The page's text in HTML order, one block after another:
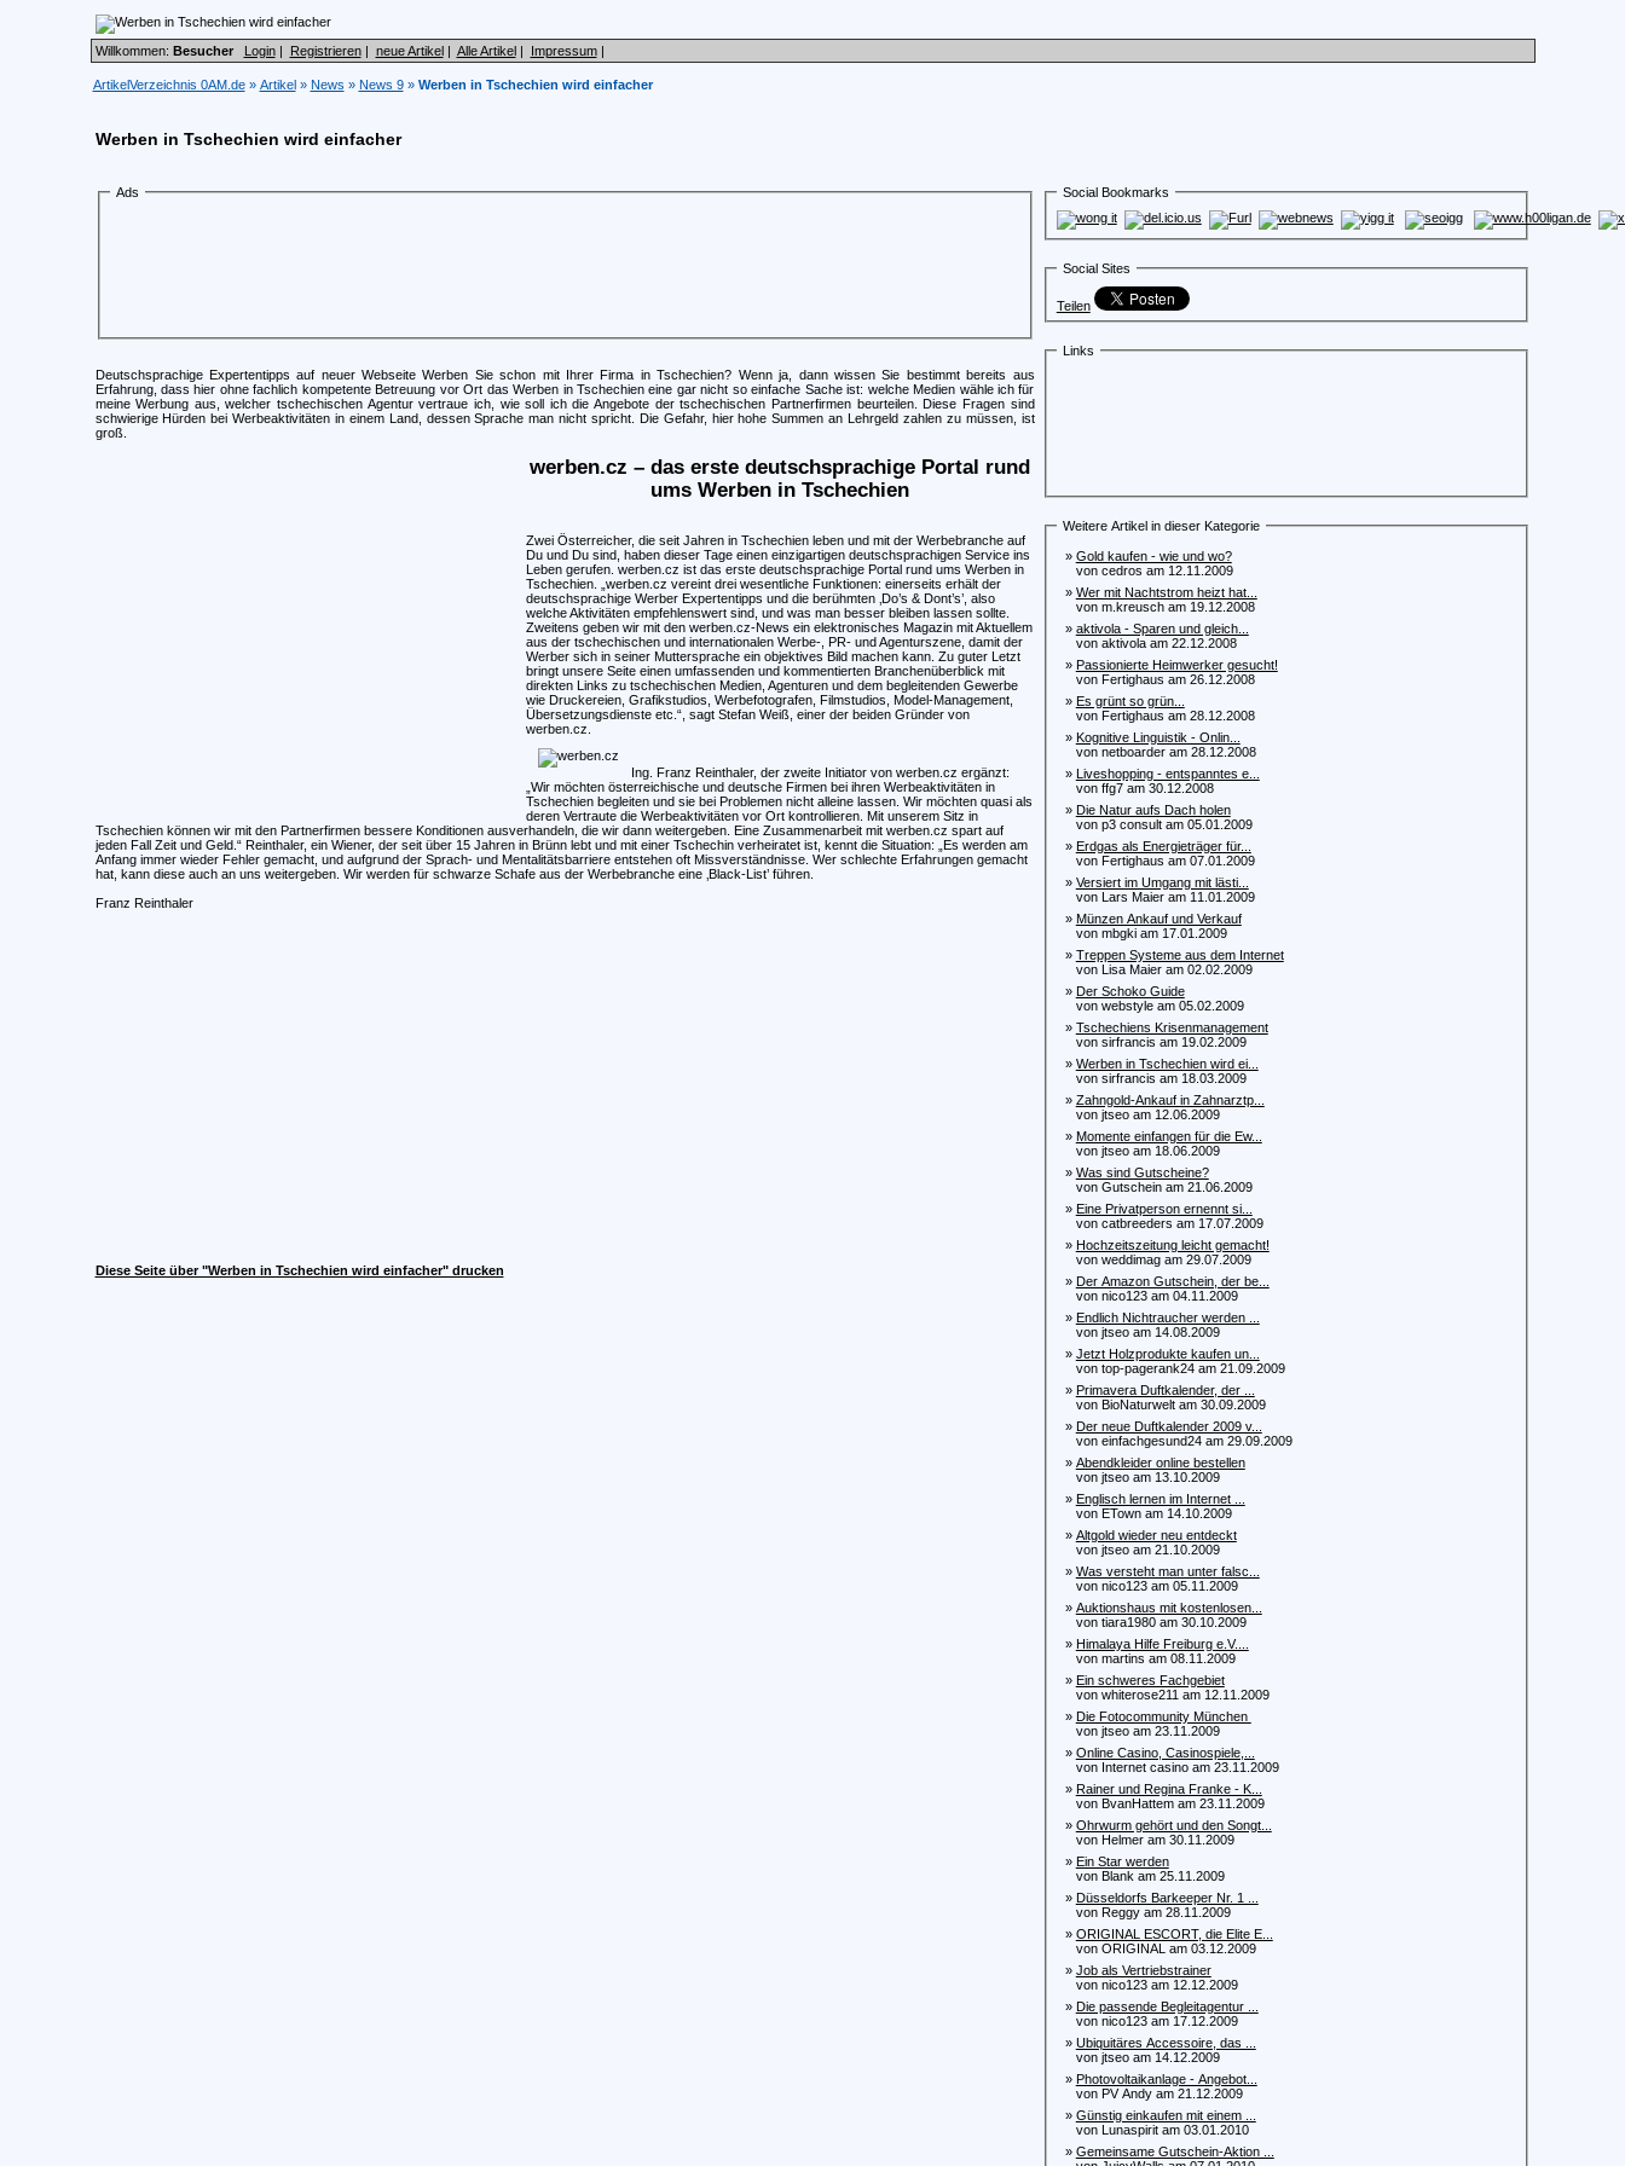
Willkommen: Besucher Login| Registrieren| neue Artikel| Alle Artikel| Impressum|
ArtikelVerzeichnis 0AM.de» Artikel» News » News 9» Werben in Tschechien wird einfacher
Werben in Tschechien wird einfacher
Ads
Deutschsprachige Expertentipps auf neuer Webseite Werben Sie schon mit Ihrer Firma in Tschechien? Wenn ja, dann wissen Sie bestimmt bereits aus
Erfahrung, dass hier ohne fachlich kompetente Betreuung vor Ort das Werben in Tschechien eine gar nicht so einfache Sache ist: welche Medien wähle ich für
meine Werbung aus, welcher tschechischen Agentur vertraue ich, wie soll ich die Angebote der tschechischen Partnerfirmen beurteilen. Diese Fragen sind
schwierige Hürden bei Werbeaktivitäten in einem Land, dessen Sprache man nicht spricht. Die Gefahr, hier hohe Summen an Lehrgeld zahlen zu müssen, ist
groß.
werben.cz – das erste deutschsprachige Portal rund
ums Werben in Tschechien
Zwei Österreicher, die seit Jahren in Tschechien leben und mit der Werbebranche auf
Du und Du sind, haben dieser Tage einen einzigartigen deutschsprachigen Service ins
Leben gerufen. werben.cz ist das erste deutschsprachige Portal rund ums Werben in
Tschechien. „werben.cz vereint drei wesentliche Funktionen: einerseits erhält der
deutschsprachige Werber Expertentipps und die berühmten ‚Do’s & Dont’s’, also
welche Aktivitäten empfehlenswert sind, und was man besser bleiben lassen sollte.
Zweitens geben wir mit den werben.cz-News ein elektronisches Magazin mit Aktuellem
aus der tschechischen und internationalen Werbe-, PR- und Agenturszene, damit der
Werber sich in seiner Muttersprache ein objektives Bild machen kann. Zu guter Letzt
bringt unsere Seite einen umfassenden und kommentierten Branchenüberblick mit
direkten Links zu tschechischen Medien, Agenturen und dem begleitenden Gewerbe
wie Druckereien, Grafikstudios, Werbefotografen, Filmstudios, Model-Management,
Übersetzungsdienste etc.“, sagt Stefan Weiß, einer der beiden Gründer von
werben.cz.
Ing. Franz Reinthaler, der zweite Initiator von werben.cz ergänzt:
„Wir möchten österreichische und deutsche Firmen bei ihren Werbeaktivitäten in
Tschechien begleiten und sie bei Problemen nicht alleine lassen. Wir möchten quasi als
deren Vertraute die Werbeaktivitäten vor Ort kontrollieren. Mit unserem Sitz in
Tschechien können wir mit den Partnerfirmen bessere Konditionen ausverhandeln, die wir dann weitergeben. Eine Zusammenarbeit mit werben.cz spart auf
jeden Fall Zeit und Geld.“ Reinthaler, ein Wiener, der seit über 15 Jahren in Brünn lebt und mit einer Tschechin verheiratet ist, kennt die Situation: „Es werden am
Anfang immer wieder Fehler gemacht, und aufgrund der Sprach- und Mentalitätsbarriere entstehen oft Missverständnisse. Wer schlechte Erfahrungen gemacht
hat, kann diese auch an uns weitergeben. Wir werden für schwarze Schafe aus der Werbebranche eine ‚Black-List’ führen.
Franz Reinthaler
Diese Seite über "Werben in Tschechien wird einfacher" drucken
Social Bookmarks
Social Sites
Teilen
Links
Weitere Artikel in dieser Kategorie
» Gold kaufen - wie und wo?
von cedros am 12.11.2009
» Wer mit Nachtstrom heizt hat...
von m.kreusch am 19.12.2008
» aktivola - Sparen und gleich...
von aktivola am 22.12.2008
» Passionierte Heimwerker gesucht!
von Fertighaus am 26.12.2008
» Es grünt so grün...
von Fertighaus am 28.12.2008
» Kognitive Linguistik - Onlin...
von netboarder am 28.12.2008
» Liveshopping - entspanntes e...
von ffg7 am 30.12.2008
» Die Natur aufs Dach holen
von p3 consult am 05.01.2009
» Erdgas als Energieträger für...
von Fertighaus am 07.01.2009
» Versiert im Umgang mit lästi...
von Lars Maier am 11.01.2009
» Münzen Ankauf und Verkauf
von mbgki am 17.01.2009
» Treppen Systeme aus dem Internet
von Lisa Maier am 02.02.2009
» Der Schoko Guide
von webstyle am 05.02.2009
» Tschechiens Krisenmanagement
von sirfrancis am 19.02.2009
» Werben in Tschechien wird ei...
von sirfrancis am 18.03.2009
» Zahngold-Ankauf in Zahnarztp...
von jtseo am 12.06.2009
» Momente einfangen für die Ew...
von jtseo am 18.06.2009
» Was sind Gutscheine?
von Gutschein am 21.06.2009
» Eine Privatperson ernennt si...
von catbreeders am 17.07.2009
» Hochzeitszeitung leicht gemacht!
von weddimag am 29.07.2009
» Der Amazon Gutschein, der be...
von nico123 am 04.11.2009
» Endlich Nichtraucher werden ...
von jtseo am 14.08.2009
» Jetzt Holzprodukte kaufen un...
von top-pagerank24 am 21.09.2009
» Primavera Duftkalender, der ...
von BioNaturwelt am 30.09.2009
» Der neue Duftkalender 2009 v...
von einfachgesund24 am 29.09.2009
» Abendkleider online bestellen
von jtseo am 13.10.2009
» Englisch lernen im Internet ...
von ETown am 14.10.2009
» Altgold wieder neu entdeckt
von jtseo am 21.10.2009
» Was versteht man unter falsc...
von nico123 am 05.11.2009
» Auktionshaus mit kostenlosen...
von tiara1980 am 30.10.2009
» Himalaya Hilfe Freiburg e.V....
von martins am 08.11.2009
» Ein schweres Fachgebiet
von whiterose211 am 12.11.2009
» Die Fotocommunity München
von jtseo am 23.11.2009
» Online Casino, Casinospiele,...
von Internet casino am 23.11.2009
» Rainer und Regina Franke - K...
von BvanHattem am 23.11.2009
» Ohrwurm gehört und den Songt...
von Helmer am 30.11.2009
» Ein Star werden
von Blank am 25.11.2009
» Düsseldorfs Barkeeper Nr. 1 ...
von Reggy am 28.11.2009
» ORIGINAL ESCORT, die Elite E...
von ORIGINAL am 03.12.2009
» Job als Vertriebstrainer
von nico123 am 12.12.2009
» Die passende Begleitagentur ...
von nico123 am 17.12.2009
» Ubiquitäres Accessoire, das ...
von jtseo am 14.12.2009
» Photovoltaikanlage - Angebot...
von PV Andy am 21.12.2009
» Günstig einkaufen mit einem ...
von Lunaspirit am 03.01.2010
» Gemeinsame Gutschein-Aktion ...